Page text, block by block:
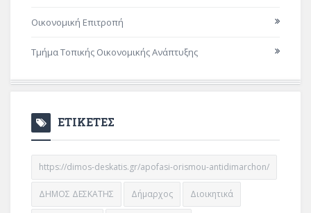
Οικονομική Επιτροπή
Τμήμα Τοπικής Οικονομικής Ανάπτυξης
ΕΤΙΚΕΤΕΣ
https://dimos-deskatis.gr/apofasi-orismou-antidimarchon/
ΔΗΜΟΣ ΔΕΣΚΑΤΗΣ Δήμαρχος Διοικητικά